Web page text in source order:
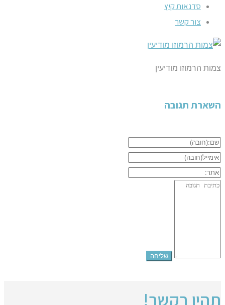
סדנאות קיץ
צור קשר
צמות הרמוזו מודיעין
השארת תגובה
תהיו בקשר!